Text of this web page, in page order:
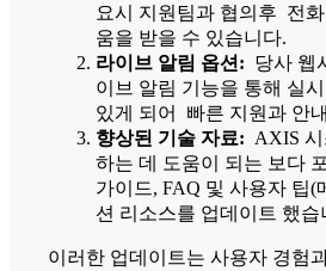
요시 지원팀과 협의후 전
움을 받을 수 있습니다.
라이브 알림 옵션: 당사 웹
이브 알림 기능을 통해 실
있게 되어 빠른 지원과 안
향상된 기술 자료: AXIS
하는 데 도움이 되는 보다
가이드, FAQ 및 사용자 팁(
션 리소스를 업데이트 했습
이러한 업데이트는 사용자 경험